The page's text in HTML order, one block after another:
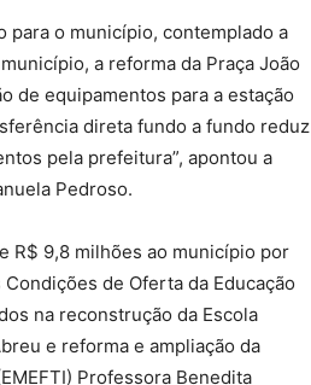
para o município, contemplado a
a reforma da Praça João
de equipamentos para a estação
direta fundo a fundo reduz
pela prefeitura”, apontou a
Pedroso.
R$ 9,8 milhões ao município por
de Oferta da Educação
na reconstrução da Escola
e reforma e ampliação da
Professora Benedita